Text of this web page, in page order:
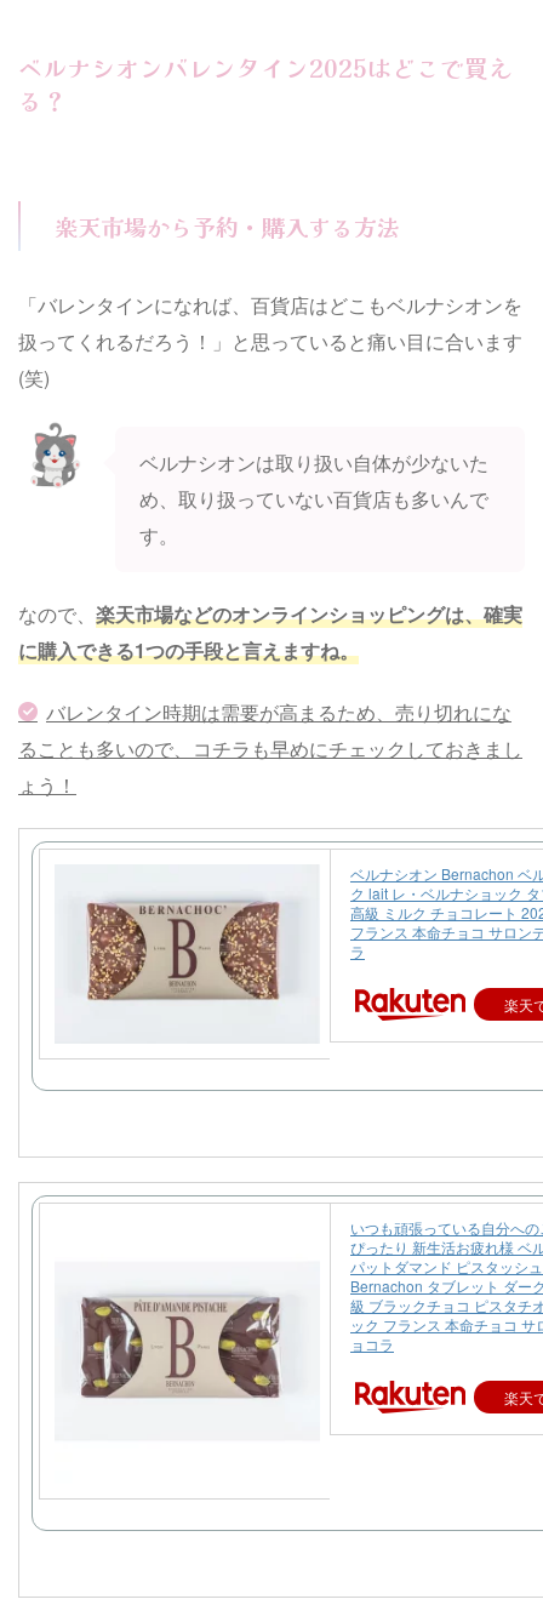
ベルナシオンバレンタイン2025はどこで買え
る？
楽天市場から予約・購入する方法
「バレンタインになれば、百貨店はどこもベルナシオンを
扱ってくれるだろう！」と思っていると痛い目に合います
(笑)
ベルナシオンは取り扱い自体が少ないた
め、取り扱っていない百貨店も多いんで
す。
なので、 楽天市場などのオンラインショッピングは、確実
に購入できる1つの手段と言えますね。
バレンタイン時期は需要が高まるため、売り切れにな
ることも多いので、コチラも早めにチェックしておきまし
ょう！
ベルナシオン Bernachon ベ
ク lait レ・ベルナショック
高級 ミルク チョコレート
フランス 本命チョコ サロン
ラ
楽天
いつも頑張っている自分へ
ぴったり 新生活お疲れ様 ベ
パットダマンド ピスタッシュ
Bernachon タブレット ダー
級 ブラックチョコ ピスタチ
ック フランス 本命チョコ サ
ョコラ
楽天